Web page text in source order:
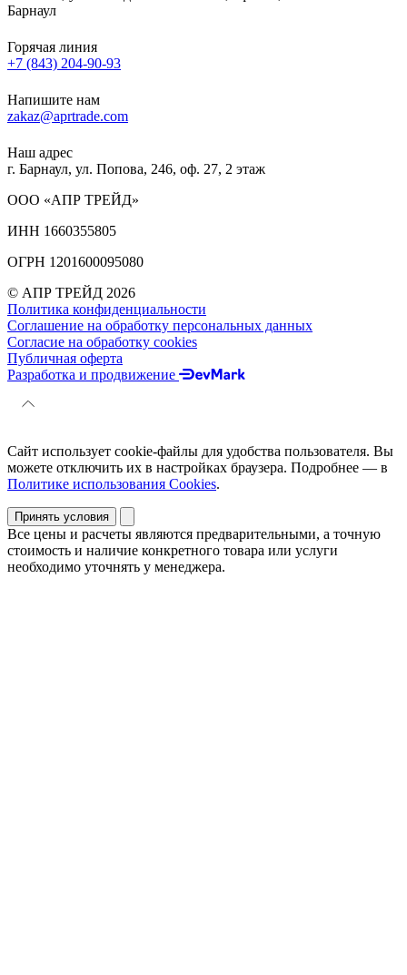
Барнаул
Горячая линия
+7 (843) 204-90-93
Напишите нам
zakaz@aprtrade.com
Наш адрес
г. Барнаул, ул. Попова, 246, оф. 27, 2 этаж
ООО «АПР ТРЕЙД»
ИНН 1660355805
ОГРН 1201600095080
© АПР ТРЕЙД 2026
Политика конфиденциальности
Соглашение на обработку персональных данных
Согласие на обработку cookies
Публичная оферта
Разработка и продвижение
Сайт использует cookie-файлы для удобства пользователя. Вы
можете отключить их в настройках браузера. Подробнее — в
Политике использования Cookies.
Принять условия
Все цены и расчеты являются предварительными, а точную
стоимость и наличие конкретного товара или услуги
необходимо уточнять у менеджера.